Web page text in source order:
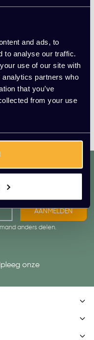
and ads, to
to analyse our traffic.
use of our site with
partners who
that you’ve
from your use
London en Milaan,
de juiste materialen.
en rijke
voor de mens. Dit
van zijn verlichting
Daarnaast wordt
omdat het sterke en
AANMELDEN
anders delen.
onze